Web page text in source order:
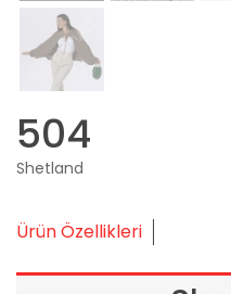
504
Shetland
Ürün Özellikleri